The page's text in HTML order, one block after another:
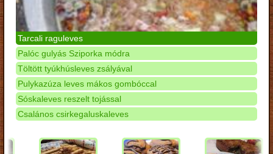
Tarcali raguleves
Palóc gulyás Sziporka módra
Töltött tyúkhúsleves zsályával
Pulykazúza leves mákos gombóccal
Sóskaleves reszelt tojással
Csalános csirkegaluskaleves